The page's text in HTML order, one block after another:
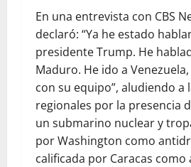
En una entrevista con CBS
declaró: “Ya he estado
presidente Trump. He
Maduro. He ido a
con su equipo”, aludiendo a
regionales por la presencia
un submarino nuclear y
por Washington como
calificada por Caracas como